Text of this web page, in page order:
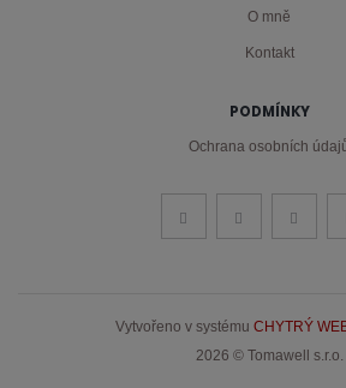
O mně
Kontakt
PODMÍNKY
Ochrana osobních
Vytvořeno v systému CHYTRÝ
2026 © Tomawell s.r.o.